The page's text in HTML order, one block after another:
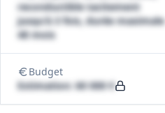
reconductible tacitement
jusqu'à 3 fois, durée maximale
48 mois
Budget
Estimation: 60 000 €